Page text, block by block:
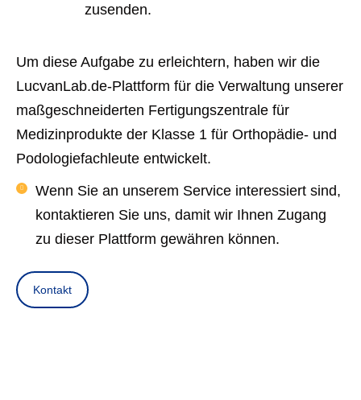
zusenden.
Um diese Aufgabe zu erleichtern, haben wir die
LucvanLab.de-Plattform für die Verwaltung unserer
maßgeschneiderten Fertigungszentrale für
Medizinprodukte der Klasse 1 für Orthopädie- und
Podologiefachleute entwickelt.
Wenn Sie an unserem Service interessiert sind,
kontaktieren Sie uns, damit wir Ihnen Zugang
zu dieser Plattform gewähren können.
Kontakt